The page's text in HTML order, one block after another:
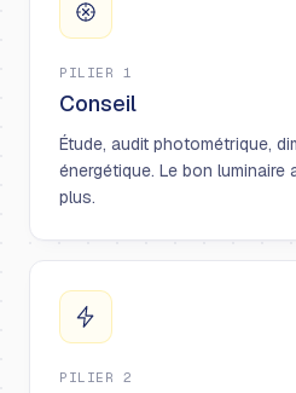
PILIER 1
Conseil
Étude, audit photométrique,
énergétique. Le bon luminaire
plus.
PILIER 2